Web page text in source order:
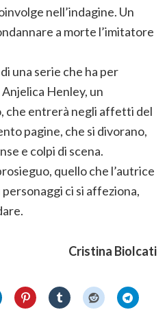
nell’indagine. Un
a morte l’imitatore
una serie che ha per
Henley, un
che entrerà negli affetti del
pagine, che si divorano,
e colpi di scena.
quello che l’autrice
ci si affeziona,
Cristina Biolcati